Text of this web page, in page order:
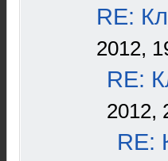
RE:
2012,
RE:
2012,
RE: